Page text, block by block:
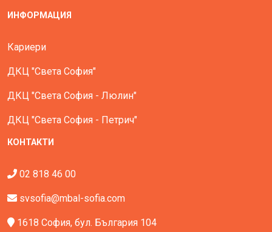
ИНФОРМАЦИЯ
Кариери
ДКЦ "Света София"
ДКЦ "Света София - Люлин"
ДКЦ "Света София - Петрич"
КОНТАКТИ
02 818 46 00
svsofia@mbal-sofia.com
1618 София, бул. България 104